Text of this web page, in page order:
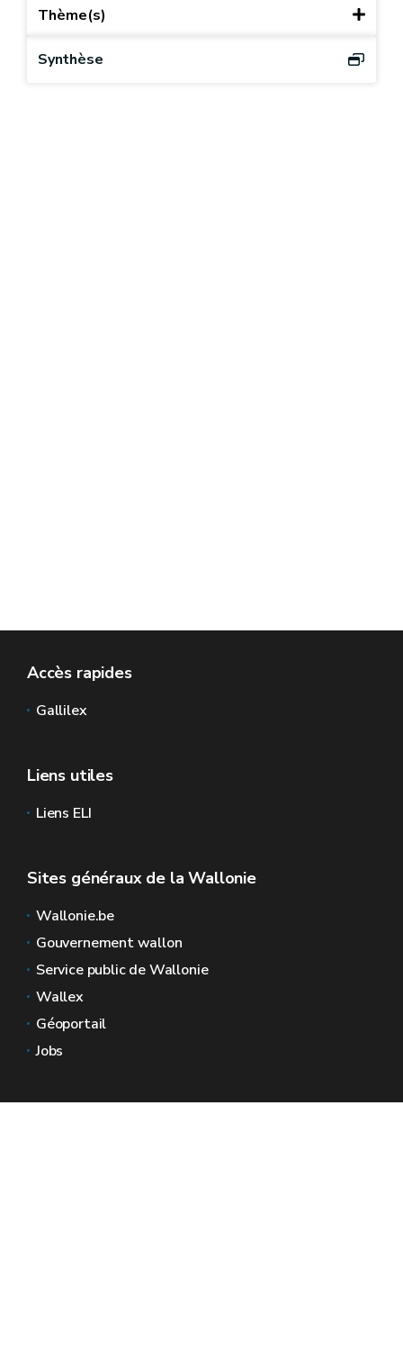
Thème(s)
Synthèse
Accès rapides
Gallilex
Liens utiles
Liens ELI
Sites généraux de la Wallonie
Wallonie.be
Gouvernement wallon
Service public de Wallonie
Wallex
Géoportail
Jobs